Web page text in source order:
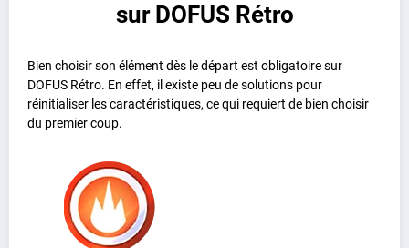
sur DOFUS Rétro
Bien choisir son élément dès le départ est obligatoire sur
DOFUS Rétro. En effet, il existe peu de solutions pour
réinitialiser les caractéristiques, ce qui requiert de bien choisir
du premier coup.